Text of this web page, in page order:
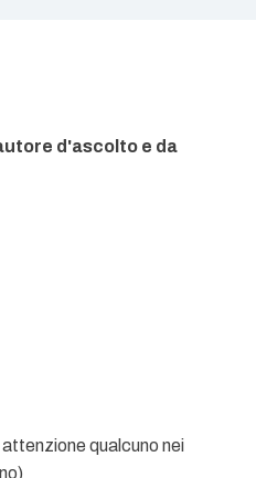
d'ascolto e da
qualcuno nei